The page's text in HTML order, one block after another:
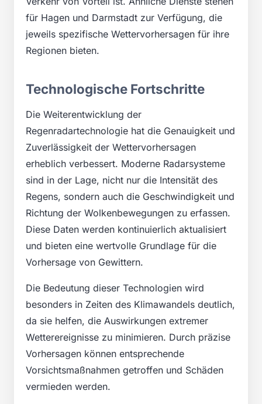
für Hagen und Darmstadt zur Verfügung, die
jeweils spezifische Wettervorhersagen für ihre
Regionen bieten.
Technologische Fortschritte
Die Weiterentwicklung der
Regenradartechnologie hat die Genauigkeit und
Zuverlässigkeit der Wettervorhersagen
erheblich verbessert. Moderne Radarsysteme
sind in der Lage, nicht nur die Intensität des
Regens, sondern auch die Geschwindigkeit und
Richtung der Wolkenbewegungen zu erfassen.
Diese Daten werden kontinuierlich aktualisiert
und bieten eine wertvolle Grundlage für die
Vorhersage von Gewittern.
Die Bedeutung dieser Technologien wird
besonders in Zeiten des Klimawandels deutlich,
da sie helfen, die Auswirkungen extremer
Wetterereignisse zu minimieren. Durch präzise
Vorhersagen können entsprechende
Vorsichtsmaßnahmen getroffen und Schäden
vermieden werden.